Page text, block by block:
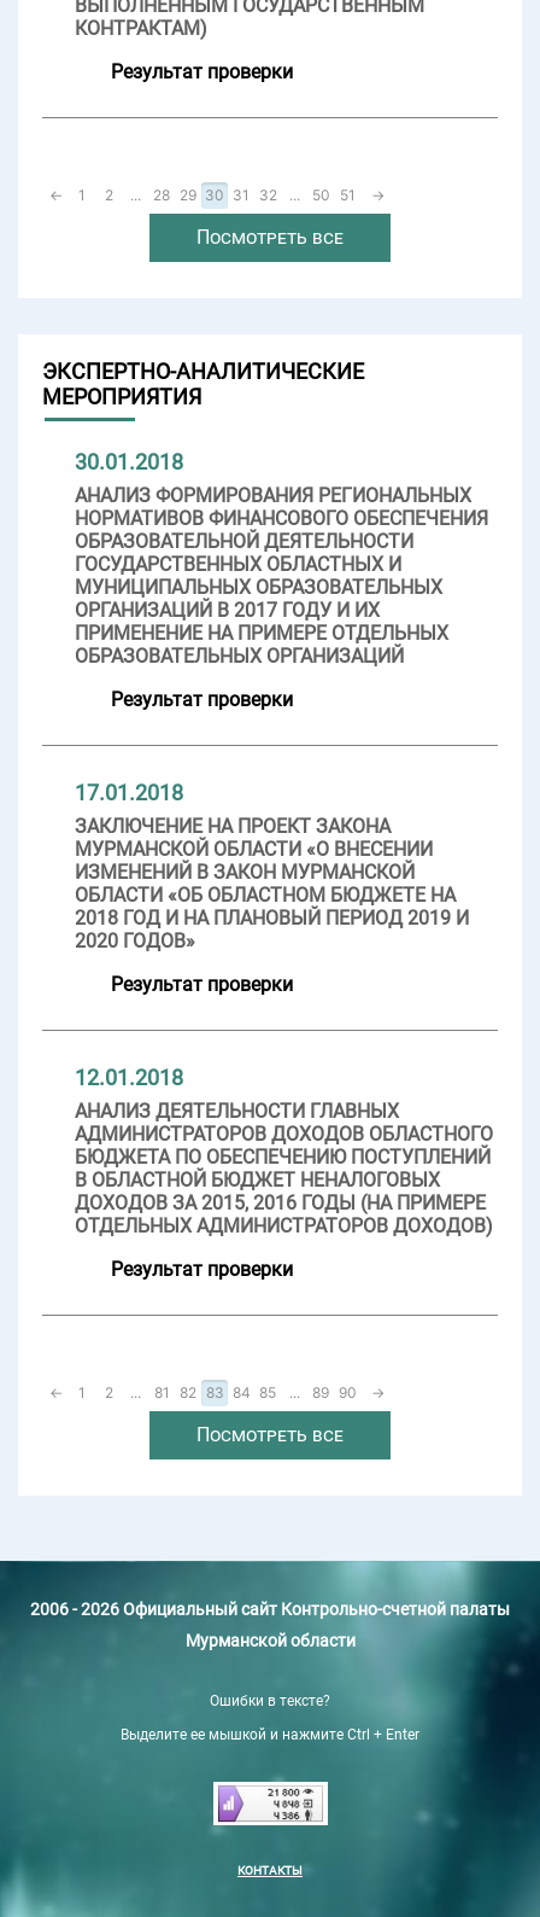
ВЫПОЛНЕННЫМ ГОСУДАРСТВЕННЫМ
КОНТРАКТАМ)
Результат проверки
← 1 2 ... 28 29 30 31 32 ... 50 51 →
Посмотреть все
ЭКСПЕРТНО-АНАЛИТИЧЕСКИЕ
МЕРОПРИЯТИЯ
30.01.2018
АНАЛИЗ ФОРМИРОВАНИЯ РЕГИОНАЛЬНЫХ
НОРМАТИВОВ ФИНАНСОВОГО ОБЕСПЕЧЕНИЯ
ОБРАЗОВАТЕЛЬНОЙ ДЕЯТЕЛЬНОСТИ
ГОСУДАРСТВЕННЫХ ОБЛАСТНЫХ И
МУНИЦИПАЛЬНЫХ ОБРАЗОВАТЕЛЬНЫХ
ОРГАНИЗАЦИЙ В 2017 ГОДУ И ИХ
ПРИМЕНЕНИЕ НА ПРИМЕРЕ ОТДЕЛЬНЫХ
ОБРАЗОВАТЕЛЬНЫХ ОРГАНИЗАЦИЙ
Результат проверки
17.01.2018
ЗАКЛЮЧЕНИЕ НА ПРОЕКТ ЗАКОНА
МУРМАНСКОЙ ОБЛАСТИ «О ВНЕСЕНИИ
ИЗМЕНЕНИЙ В ЗАКОН МУРМАНСКОЙ
ОБЛАСТИ «ОБ ОБЛАСТНОМ БЮДЖЕТЕ НА
2018 ГОД И НА ПЛАНОВЫЙ ПЕРИОД 2019 И
2020 ГОДОВ»
Результат проверки
12.01.2018
АНАЛИЗ ДЕЯТЕЛЬНОСТИ ГЛАВНЫХ
АДМИНИСТРАТОРОВ ДОХОДОВ ОБЛАСТНОГО
БЮДЖЕТА ПО ОБЕСПЕЧЕНИЮ ПОСТУПЛЕНИЙ
В ОБЛАСТНОЙ БЮДЖЕТ НЕНАЛОГОВЫХ
ДОХОДОВ ЗА 2015, 2016 ГОДЫ (НА ПРИМЕРЕ
ОТДЕЛЬНЫХ АДМИНИСТРАТОРОВ ДОХОДОВ)
Результат проверки
← 1 2 ... 81 82 83 84 85 ... 89 90 →
Посмотреть все
2006 - 2026 Официальный сайт Контрольно-счетной палаты
Мурманской области
Ошибки в тексте?
Выделите ее мышкой и нажмите Ctrl + Enter
КОНТАКТЫ